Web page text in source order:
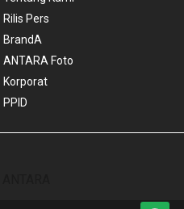
Rilis Pers
BrandA
ANTARA Foto
Korporat
PPID